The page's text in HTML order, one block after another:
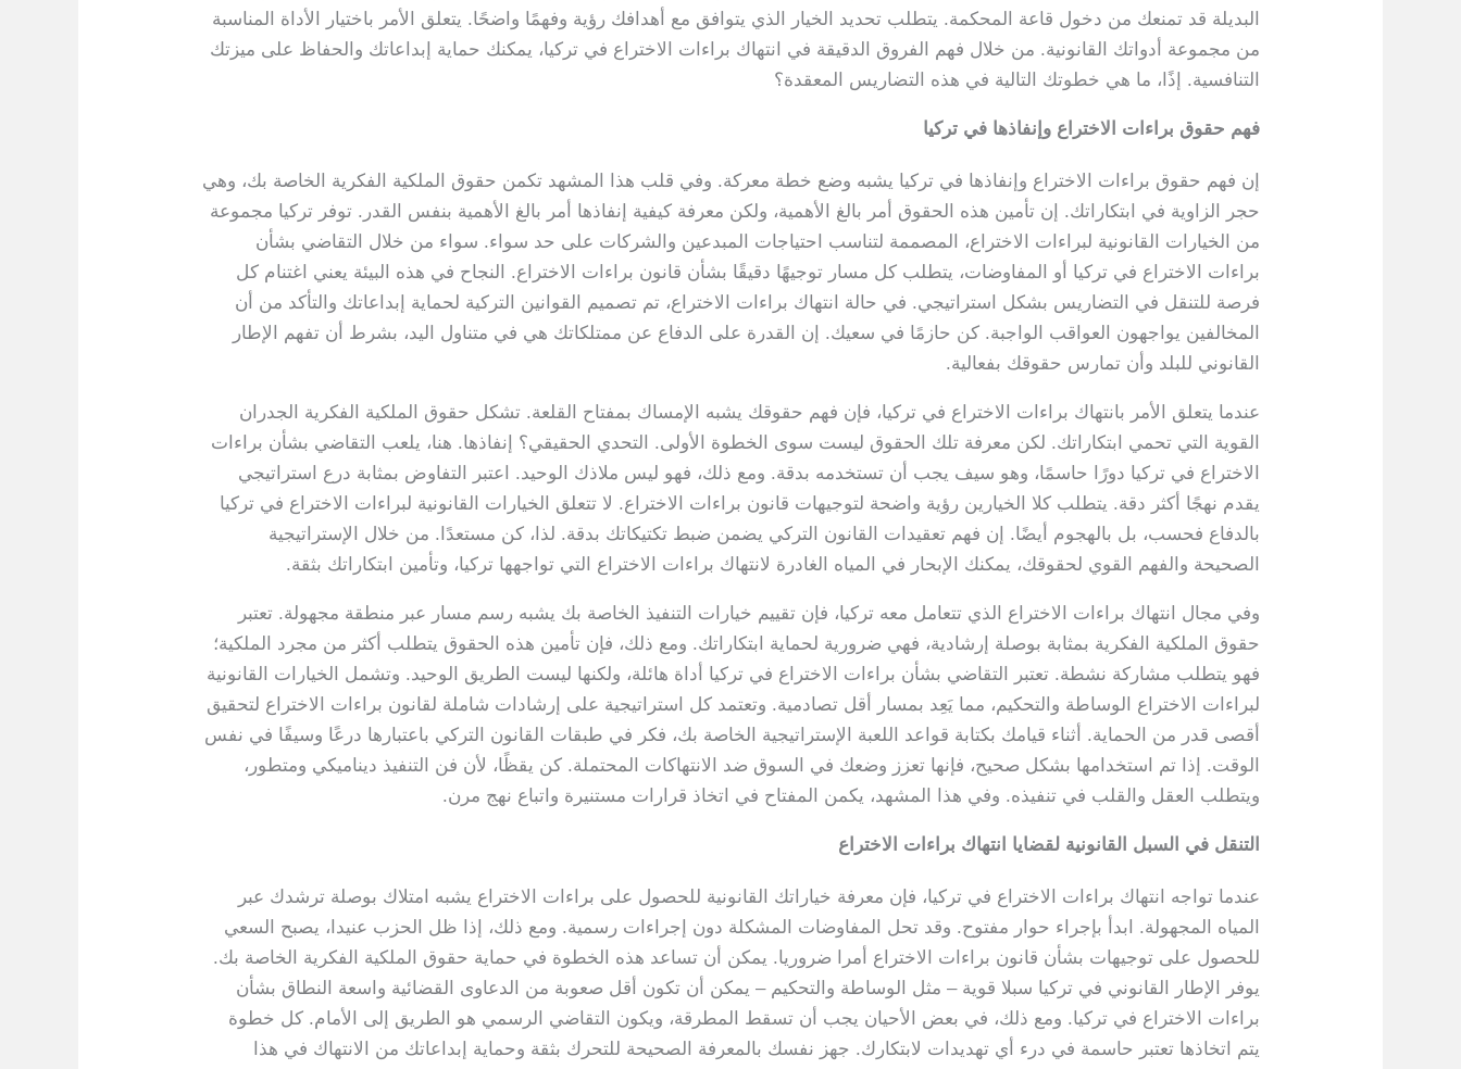
البديلة قد تمنعك من دخول قاعة المحكمة. يتطلب تحديد الخيار الذي يتوافق مع أهدافك رؤية وفهمًا واضحًا. يتعلق الأمر باختيار الأداة المناسبة
من مجموعة أدواتك القانونية. من خلال فهم الفروق الدقيقة في انتهاك براءات الاختراع في تركيا، يمكنك حماية إبداعاتك والحفاظ على ميزتك
التنافسية. إذًا، ما هي خطوتك التالية في هذه التضاريس المعقدة؟
فهم حقوق براءات الاختراع وإنفاذها في تركيا
إن فهم حقوق براءات الاختراع وإنفاذها في تركيا يشبه وضع خطة معركة. وفي قلب هذا المشهد تكمن حقوق الملكية الفكرية الخاصة بك، وهي
حجر الزاوية في ابتكاراتك. إن تأمين هذه الحقوق أمر بالغ الأهمية، ولكن معرفة كيفية إنفاذها أمر بالغ الأهمية بنفس القدر. توفر تركيا مجموعة
من الخيارات القانونية لبراءات الاختراع، المصممة لتناسب احتياجات المبدعين والشركات على حد سواء. سواء من خلال التقاضي بشأن
براءات الاختراع في تركيا أو المفاوضات، يتطلب كل مسار توجيهًا دقيقًا بشأن قانون براءات الاختراع. النجاح في هذه البيئة يعني اغتنام كل
فرصة للتنقل في التضاريس بشكل استراتيجي. في حالة انتهاك براءات الاختراع، تم تصميم القوانين التركية لحماية إبداعاتك والتأكد من أن
المخالفين يواجهون العواقب الواجبة. كن حازمًا في سعيك. إن القدرة على الدفاع عن ممتلكاتك هي في متناول اليد، بشرط أن تفهم الإطار
القانوني للبلد وأن تمارس حقوقك بفعالية.
عندما يتعلق الأمر بانتهاك براءات الاختراع في تركيا، فإن فهم حقوقك يشبه الإمساك بمفتاح القلعة. تشكل حقوق الملكية الفكرية الجدران
القوية التي تحمي ابتكاراتك. لكن معرفة تلك الحقوق ليست سوى الخطوة الأولى. التحدي الحقيقي؟ إنفاذها. هنا، يلعب التقاضي بشأن براءات
الاختراع في تركيا دورًا حاسمًا، وهو سيف يجب أن تستخدمه بدقة. ومع ذلك، فهو ليس ملاذك الوحيد. اعتبر التفاوض بمثابة درع استراتيجي
يقدم نهجًا أكثر دقة. يتطلب كلا الخيارين رؤية واضحة لتوجيهات قانون براءات الاختراع. لا تتعلق الخيارات القانونية لبراءات الاختراع في تركيا
بالدفاع فحسب، بل بالهجوم أيضًا. إن فهم تعقيدات القانون التركي يضمن ضبط تكتيكاتك بدقة. لذا، كن مستعدًا. من خلال الإستراتيجية
الصحيحة والفهم القوي لحقوقك، يمكنك الإبحار في المياه الغادرة لانتهاك براءات الاختراع التي تواجهها تركيا، وتأمين ابتكاراتك بثقة.
وفي مجال انتهاك براءات الاختراع الذي تتعامل معه تركيا، فإن تقييم خيارات التنفيذ الخاصة بك يشبه رسم مسار عبر منطقة مجهولة. تعتبر
حقوق الملكية الفكرية بمثابة بوصلة إرشادية، فهي ضرورية لحماية ابتكاراتك. ومع ذلك، فإن تأمين هذه الحقوق يتطلب أكثر من مجرد الملكية؛
فهو يتطلب مشاركة نشطة. تعتبر التقاضي بشأن براءات الاختراع في تركيا أداة هائلة، ولكنها ليست الطريق الوحيد. وتشمل الخيارات القانونية
لبراءات الاختراع الوساطة والتحكيم، مما يَعِد بمسار أقل تصادمية. وتعتمد كل استراتيجية على إرشادات شاملة لقانون براءات الاختراع لتحقيق
أقصى قدر من الحماية. أثناء قيامك بكتابة قواعد اللعبة الإستراتيجية الخاصة بك، فكر في طبقات القانون التركي باعتبارها درعًا وسيفًا في نفس
الوقت. إذا تم استخدامها بشكل صحيح، فإنها تعزز وضعك في السوق ضد الانتهاكات المحتملة. كن يقظًا، لأن فن التنفيذ ديناميكي ومتطور،
ويتطلب العقل والقلب في تنفيذه. وفي هذا المشهد، يكمن المفتاح في اتخاذ قرارات مستنيرة واتباع نهج مرن.
التنقل في السبل القانونية لقضايا انتهاك براءات الاختراع
عندما تواجه انتهاك براءات الاختراع في تركيا، فإن معرفة خياراتك القانونية للحصول على براءات الاختراع يشبه امتلاك بوصلة ترشدك عبر
المياه المجهولة. ابدأ بإجراء حوار مفتوح. وقد تحل المفاوضات المشكلة دون إجراءات رسمية. ومع ذلك، إذا ظل الحزب عنيدا، يصبح السعي
للحصول على توجيهات بشأن قانون براءات الاختراع أمرا ضروريا. يمكن أن تساعد هذه الخطوة في حماية حقوق الملكية الفكرية الخاصة بك.
يوفر الإطار القانوني في تركيا سبلا قوية – مثل الوساطة والتحكيم – يمكن أن تكون أقل صعوبة من الدعاوى القضائية واسعة النطاق بشأن
براءات الاختراع في تركيا. ومع ذلك، في بعض الأحيان يجب أن تسقط المطرقة، ويكون التقاضي الرسمي هو الطريق إلى الأمام. كل خطوة
يتم اتخاذها تعتبر حاسمة في درء أي تهديدات لابتكارك. جهز نفسك بالمعرفة الصحيحة للتحرك بثقة وحماية إبداعاتك من الانتهاك في هذا